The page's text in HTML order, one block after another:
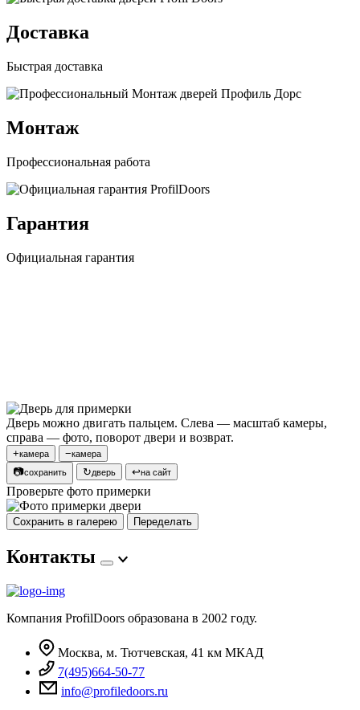
Доставка
Быстрая доставка
Монтаж
Профессиональная работа
Гарантия
Официальная гарантия
Дверь можно двигать пальцем. Слева — масштаб камеры,
справа — фото, поворот двери и возврат.
+камера −камера
📷сохранить ↻дверь ↩на сайт
Проверьте фото примерки
Сохранить в галерею Переделать
Контакты
Компания ProfilDoors образована в 2002 году.
Москва, м. Тютчевская, 41 км МКАД
7(495)664-50-77
info@profiledoors.ru